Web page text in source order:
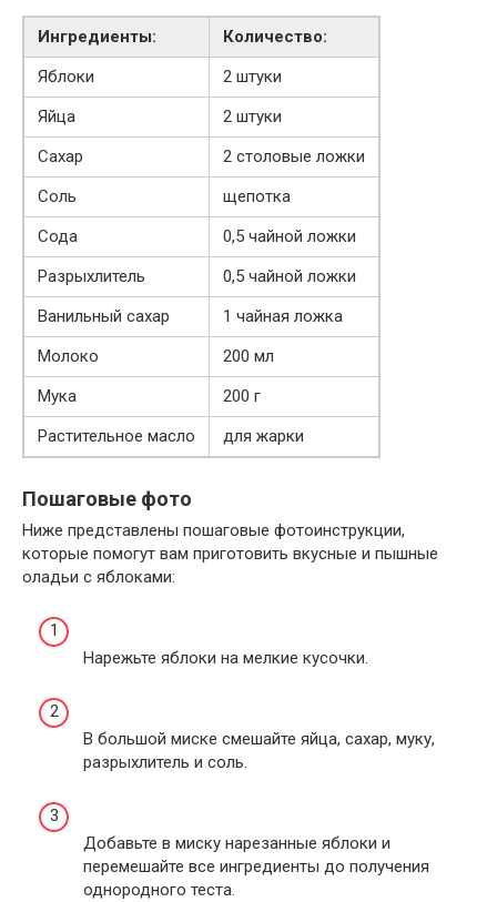
Ингредиенты:
Количество:
Яблоки
2 штуки
Яйца
2 штуки
Сахар
2 столовые ложки
Соль
щепотка
Сода
0,5 чайной ложки
Разрыхлитель
0,5 чайной ложки
Ванильный сахар
1 чайная ложка
Молоко
200 мл
Мука
200 г
Растительное масло
для жарки
Пошаговые фото
Ниже представлены пошаговые фотоинструкции,
которые помогут вам приготовить вкусные и пышные
оладьи с яблоками:
Нарежьте яблоки на мелкие кусочки.
В большой миске смешайте яйца, сахар, муку,
разрыхлитель и соль.
Добавьте в миску нарезанные яблоки и
перемешайте все ингредиенты до получения
однородного теста.